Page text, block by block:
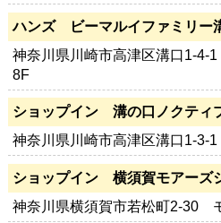
ハンズ ビーマルイファミリー
神奈川県川崎市高津区溝口1-4-
8F
ショップイン 溝の口ノクティ
神奈川県川崎市高津区溝口1-
ショップイン 横須賀モアーズ
神奈川県横須賀市若松町2-30